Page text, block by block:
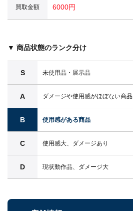
買取金額 6000円
▼ 商品状態のランク分け
S 未使用品・展示品
A ダメージや使用感がほぼない商品
B 使用感がある商品
C 使用感大、ダメージあり
D 現状動作品、ダメージ大